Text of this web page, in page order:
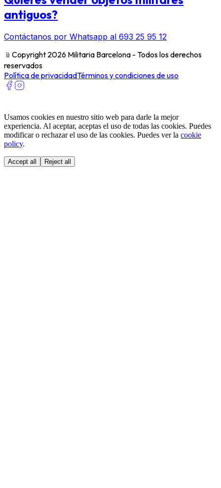
antiguos?
Contáctanos por Whatsapp al 693 25 95 12
﹫ Copyright 2026 Militaria Barcelona - Todos los derechos
reservados
Política de privacidadTérminos y condiciones de uso
Usamos cookies en nuestro sitio web para darle la mejor
experiencia. Al aceptar, aceptas el uso de todas las cookies. Puedes
modificar o rechazar el uso de las cookies. Puedes ver la cookie
policy.
Accept all Reject all